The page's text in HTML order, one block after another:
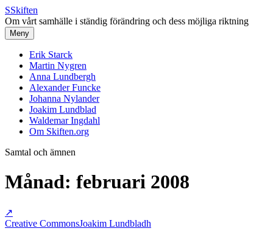
SSkiften
Om vårt samhälle i ständig förändring och dess möjliga riktning
Meny
Erik Starck
Martin Nygren
Anna Lundbergh
Alexander Funcke
Johanna Nylander
Joakim Lundblad
Waldemar Ingdahl
Om Skiften.org
Samtal och ämnen
Månad: februari 2008
↗
Creative CommonsJoakim Lundbladh